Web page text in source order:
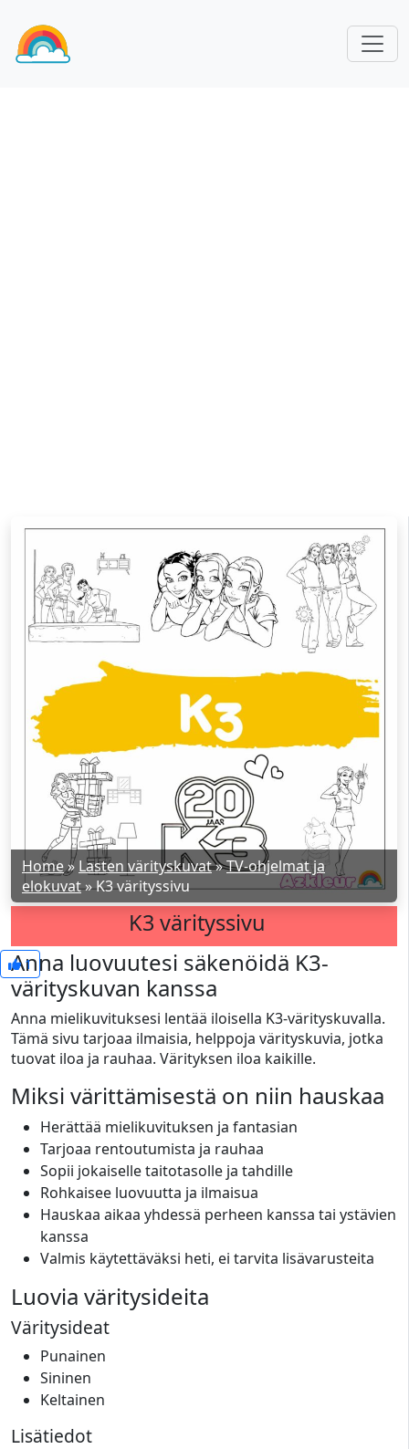
Home» Lasten värityskuvat»TV-ohjelmat ja
elokuvat»K3 värityssivu
K3 värityssivu
1
Anna luovuutesi säkenöidä K3-
värityskuvan kanssa
Anna mielikuvituksesi lentää iloisella K3-värityskuvalla.
Tämä sivu tarjoaa ilmaisia, helppoja värityskuvia, jotka
tuovat iloa ja rauhaa. Värityksen iloa kaikille.
Miksi värittämisestä on niin hauskaa
Herättää mielikuvituksen ja fantasian
Tarjoaa rentoutumista ja rauhaa
Sopii jokaiselle taitotasolle ja tahdille
Rohkaisee luovuutta ja ilmaisua
Hauskaa aikaa yhdessä perheen kanssa tai ystävien
kanssa
Valmis käytettäväksi heti, ei tarvita lisävarusteita
Luovia väritysideita
Väritysideat
Punainen
Sininen
Keltainen
Lisätiedot